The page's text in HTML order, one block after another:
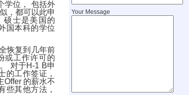
学位， 包括外
，都可以此申
硕士是美国的
国本科的学位
恢复到几年前
或工作许可的
对于H-1 B申
的工作签证，
Offer 的薪水不
些其他方法，
Your Message